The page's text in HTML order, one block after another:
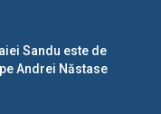
Sandu este de
Andrei Năstase